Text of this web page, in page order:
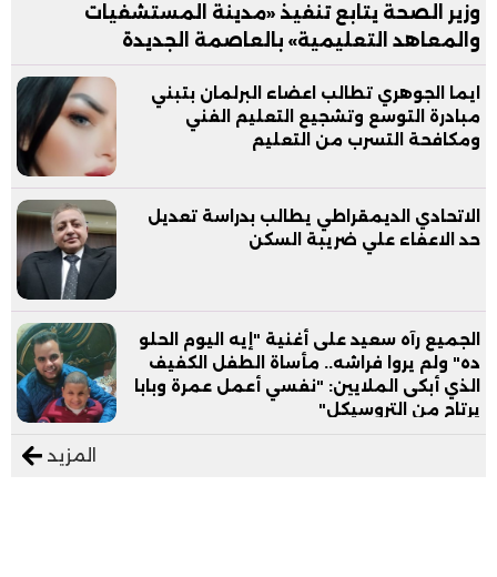
وزير الصحة يتابع تنفيذ «مدينة المستشفيات
والمعاهد التعليمية» بالعاصمة الجديدة
ايما الجوهري تطالب اعضاء البرلمان بتبني
مبادرة التوسع وتشجيع التعليم الفني
ومكافحة التسرب من التعليم
الاتحادي الديمقراطي يطالب بدراسة تعديل
حد الاعفاء علي ضريبة السكن
الجميع رآه سعيد على أغنية "إيه اليوم الحلو
ده" ولم يروا فراشه.. مأساة الطفل الكفيف
الذي أبكى الملايين: "نفسي أعمل عمرة وبابا
يرتاح من التروسيكل"
المزيد